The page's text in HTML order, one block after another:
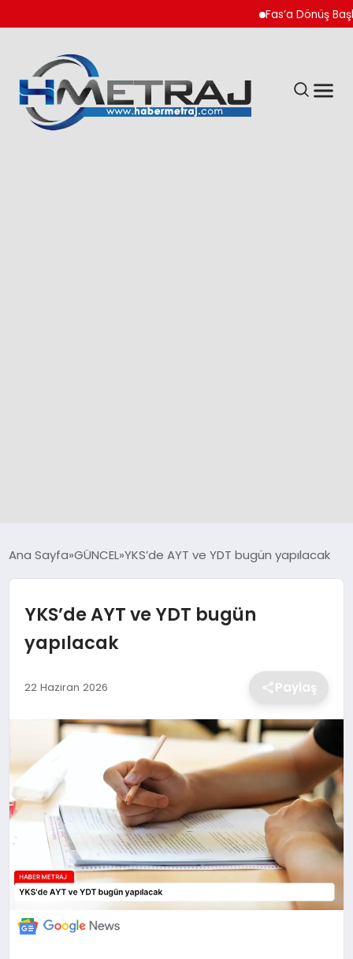
Fas’a Dönüş
DÜNYA
SİYASET
EKONOMİ
MAGAZİN
TEKNOLOJİ
SAĞLIK
EĞİTİM
Ana Sayfa GÜNCEL YKS’de AYT ve YDT bugün yapılacak
YKS’de AYT ve YDT bugün
yapılacak
22 Haziran 2026 Paylaş